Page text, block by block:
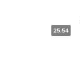
25:54